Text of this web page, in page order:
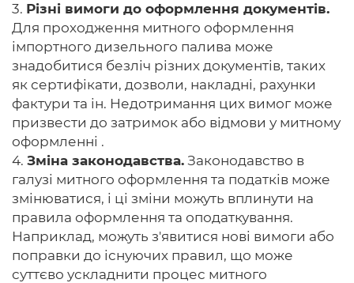
3. Різні вимоги до оформлення документів.
Для проходження митного оформлення
імпортного дизельного палива може
знадобитися безліч різних документів, таких
як сертифікати, дозволи, накладні, рахунки
фактури та ін. Недотримання цих вимог може
призвести до затримок або відмови у митному
оформленні .
4. Зміна законодавства. Законодавство в
галузі митного оформлення та податків може
змінюватися, і ці зміни можуть вплинути на
правила оформлення та оподаткування.
Наприклад, можуть з'явитися нові вимоги або
поправки до існуючих правил, що може
суттєво ускладнити процес митного